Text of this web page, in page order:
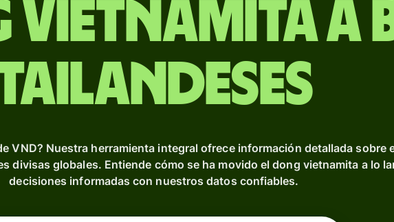
vietnamita a
VND? Nuestra herramienta integral ofrece información detallada sobre
divisas globales. Entiende cómo se ha movido el dong vietnamita a lo
decisiones informadas con nuestros datos confiables.